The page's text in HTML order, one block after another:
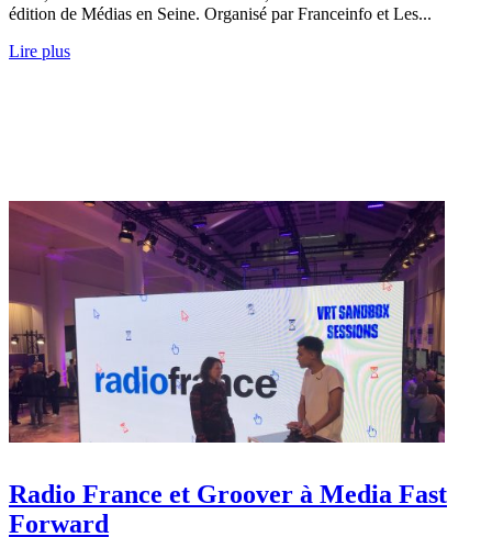
édition de Médias en Seine. Organisé par Franceinfo et Les...
Lire plus
Radio France et Groover à Media Fast
Forward